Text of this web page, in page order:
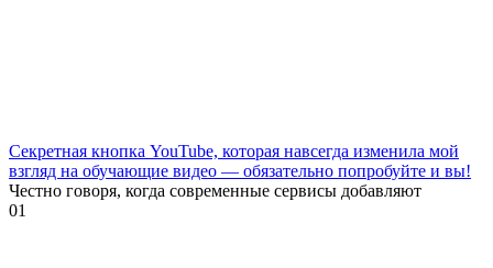
Секретная кнопка YouTube, которая навсегда изменила мой
взгляд на обучающие видео — обязательно попробуйте и вы!
Честно говоря, когда современные сервисы добавляют
01